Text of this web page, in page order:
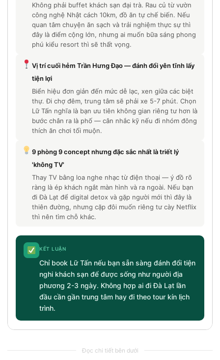
Không phải buffet khách sạn đại trà. Rau củ từ vườn
công nghệ Nhật cách 10km, đồ ăn tự chế biến. Nếu
quan tâm chuyện ăn sạch và trải nghiệm thực sự thì
đây là điểm cộng lớn, nhưng ai muốn bữa sáng phong
phú kiểu resort thì sẽ thất vọng.
Vị trí cuối hẻm Trần Hưng Đạo — đánh đổi yên tĩnh lấy
tiện lợi
Biển hiệu đơn giản đến mức dễ lạc, xen giữa các biệt
thự. Đi chợ đêm, trung tâm sẽ phải xe 5-7 phút. Chọn
Lữ Tấn nghĩa là bạn ưu tiên không gian riêng tư hơn là
bước chân ra là phố — cân nhắc kỹ nếu đi nhóm đông
thích ăn chơi tối muộn.
9 phòng 9 concept nhưng đặc sắc nhất là triết lý
'không TV'
Thay TV bằng loa nghe nhạc từ điện thoại — ý đồ rõ
ràng là ép khách ngắt màn hình và ra ngoài. Nếu bạn
đi Đà Lạt để digital detox và gặp người mới thì đây là
thiên đường, nhưng cặp đôi muốn riêng tư cày Netflix
thì nên tìm chỗ khác.
KẾT LUẬN
Chỉ book Lữ Tấn nếu bạn sẵn sàng đánh đổi tiện
nghi khách sạn để được sống như người địa
phương 2-3 ngày. Không hợp ai đi Đà Lạt lần
đầu cần gần trung tâm hay đi theo tour kín lịch
trình.
Đọc chi tiết bên dưới